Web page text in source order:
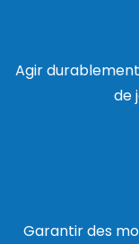
Agir
de
Garantir des